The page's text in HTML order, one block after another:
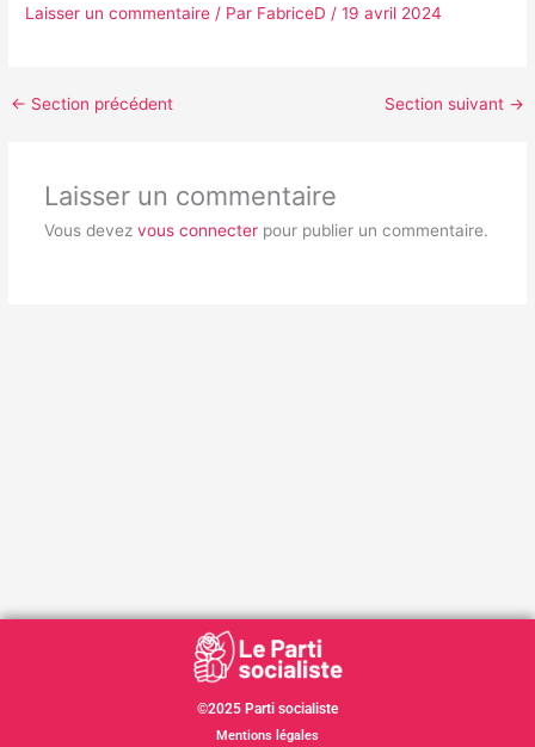
Laisser un commentaire / Par FabriceD/19 avril 2024
← Section précédent Section suivant →
Laisser un commentaire
Vous devez vous connecterpour publier un commentaire.
©2025 Parti socialiste
Mentions légales